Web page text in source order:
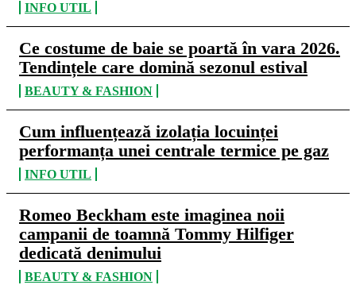
INFO UTIL
Ce costume de baie se poartă în vara 2026.
Tendințele care domină sezonul estival
BEAUTY & FASHION
Cum influențează izolația locuinței
performanța unei centrale termice pe gaz
INFO UTIL
Romeo Beckham este imaginea noii
campanii de toamnă Tommy Hilfiger
dedicată denimului
BEAUTY & FASHION